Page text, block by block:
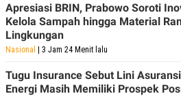
Apresiasi BRIN, Prabowo Soroti
Kelola Sampah hingga Material
Lingkungan
Nasional | 3 Jam 24 Menit lalu
Tugu Insurance Sebut Lini Asuransi
Energi Masih Memiliki Prospek